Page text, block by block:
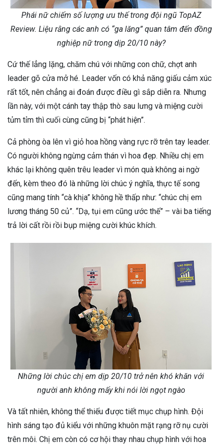
Phái nữ chiếm số lượng ưu thế trong đội ngũ TopAZ
Review. Liệu rằng các anh có “ga lăng” quan tâm đến đồng
nghiệp nữ trong dịp 20/10 này?
Cứ thế lẳng lặng, chăm chú với những con chữ, chợt anh
leader gõ cửa mở hé. Leader vốn có khả năng giấu cảm xúc
rất tốt, nên chẳng ai đoán được điều gì sắp diễn ra. Nhưng
lần này, với một cánh tay thập thò sau lưng và miệng cười
tủm tỉm thì cuối cùng cũng bị “phát hiện”.
Cả phòng òa lên vì giỏ hoa hồng vàng rực rỡ trên tay leader.
Có người không ngừng cảm thán vì hoa đẹp. Nhiều chị em
khác lại không quên trêu leader vì món quà không ai ngờ
đến, kèm theo đó là những lời chúc ý nghĩa, thực tế song
cũng mang tính “cà khịa” không hề thấp như: “chúc chị em
lương tháng 50 củ”. “Dạ, tụi em cũng ước thế” – vài ba tiếng
trả lời cất rồi rồi bụp miệng cười khúc khích.
Những lời chúc chị em dịp 20/10 trở nên khó khăn với
người anh không mấy khi nói lời ngọt ngào
Và tất nhiên, không thể thiếu được tiết mục chụp hình. Đội
hình sáng tạo đủ kiểu với những khuôn mặt rạng rỡ nụ cười
trên môi. Chị em còn có cơ hội thay nhau chụp hình với hoa